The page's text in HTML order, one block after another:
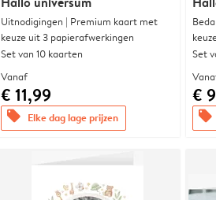
Uitnodigingen | Premium kaart met
keuze uit 3 papierafwerkingen
Set van 10 kaarten
Vanaf
€ 11,99
offers Elke dag lage prijzen
Set
€
offers